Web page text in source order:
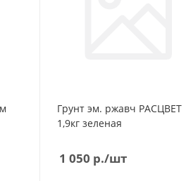
Грунт эм. ржавч РАСЦВЕТ
1,9кг зеленая
1 050 р./шт